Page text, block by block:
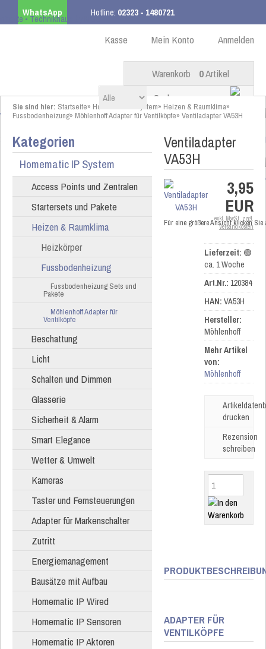
WhatsApp Hotline: 02323 - 1480721
ab 99,00 € innerhalb DE Anmelden
Mein Konto
Kasse
Warenkorb 0Artikel
Sie sind hier: Startseite» Homematic IP System» Heizen & Raumklima»
Fussbodenheizung» Möhlenhoff Adapter für Ventilköpfe» Ventiladapter VA53H
Kategorien
Homematic IP System
Access Points und Zentralen
Startersets und Pakete
Heizen & Raumklima
Heizkörper
Fussbodenheizung
Fussbodenheizung Sets und
Pakete
Möhlenhoff Adapter für
Ventilköpfe
Beschattung
Licht
Schalten und Dimmen
Glasserie
Sicherheit & Alarm
Smart Elegance
Wetter & Umwelt
Kameras
Taster und Fernsteuerungen
Adapter für Markenschalter
Zutritt
Energiemanagement
Bausätze mit Aufbau
Homematic IP Wired
Homematic IP Sensoren
Homematic IP Aktoren
Ventiladapter
VA53H
Für eine größere Ansicht klicken
3,95
EUR
exkl. MwSt. zzgl.
Versandkosten
Lieferzeit: 🟢
ca. 1 Woche
Art.Nr.: 120384
HAN: VA53H
Hersteller:
Möhlenhoff
Mehr Artikel
von:
Möhlenhoff
drucken
Rezension
schreiben
ADAPTER FÜR
VENTILKÖPFE